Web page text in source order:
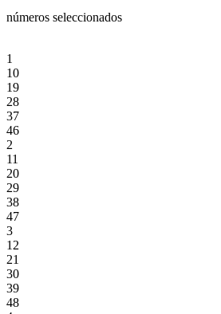
números seleccionados
1
10
19
28
37
46
2
11
20
29
38
47
3
12
21
30
39
48